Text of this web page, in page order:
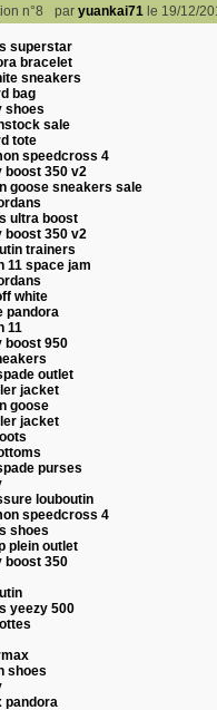
n°8
par yuankai71 le 19/12/
superstar
bracelet
sneakers
bag
shoes
sale
tote
speedcross 4
boost 350 v2
goose sneakers sale
ultra boost
boost 350 v2
trainers
11 space jam
white
pandora
11
boost 950
outlet
jacket
goose
jacket
purses
louboutin
speedcross 4
shoes
plein outlet
boost 350
yeezy 500
shoes
pandora